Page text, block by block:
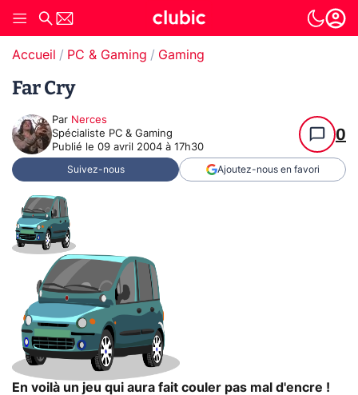
Accueil PC & Gaming Gaming
Far Cry
Par Nerces
Spécialiste PC & Gaming
Publié le 09 avril 2004 à 17h30
0
Suivez-nous Ajoutez-nous en favori
En voilà un jeu qui aura fait couler pas mal d'encre !